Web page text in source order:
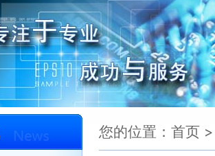
您的位置： 首页